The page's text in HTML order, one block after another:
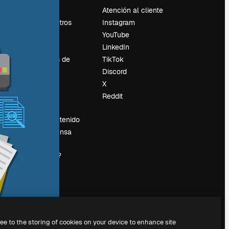
Sobre nosotros
Tendencias de
Slidesgo
Vender contenido
Sala de prensa
magnific.ai?
Atención al cliente
Instagram
YouTube
LinkedIn
TikTok
Discord
X
Reddit
to the storing of cookies on your device to enhance site